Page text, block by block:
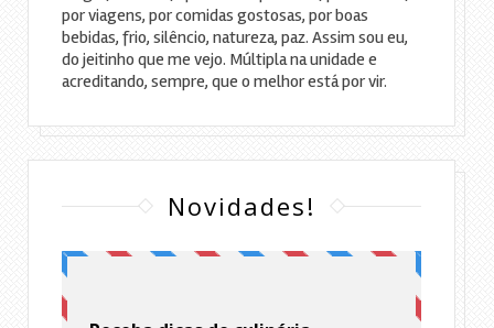
por viagens, por comidas gostosas, por boas
bebidas, frio, silêncio, natureza, paz. Assim sou eu,
do jeitinho que me vejo. Múltipla na unidade e
acreditando, sempre, que o melhor está por vir.
Novidades!